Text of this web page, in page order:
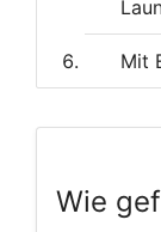
Mit
Wie